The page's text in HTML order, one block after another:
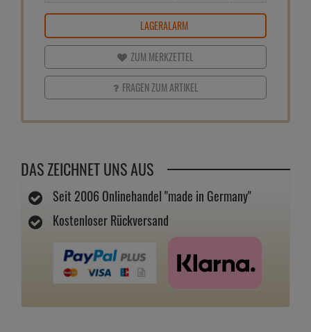
LAGERALARM
ZUM MERKZETTEL
FRAGEN ZUM ARTIKEL
DAS ZEICHNET UNS AUS
Seit 2006 Onlinehandel "made in Germany"
Kostenloser Rückversand